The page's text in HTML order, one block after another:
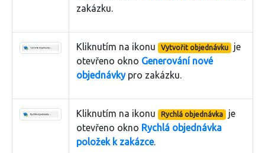
zakázku.
Kliknutím na ikonu Vytvořit objednávku
je
otevřeno okno Generování nové
objednávkypro zakázku.
Kliknutím na ikonu Rychlá objednávka
je
otevřeno okno Rychlá objednávka
položek k zakázce.